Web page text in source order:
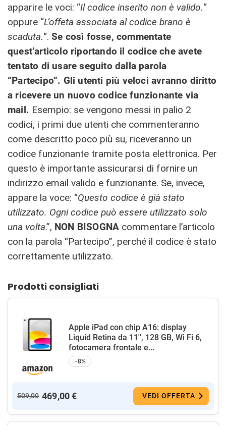
apparire le voci: “Il codice inserito non è valido.“
oppure “L’offeta associata al codice brano è
scaduta.“. Se così fosse, commentate
quest’articolo riportando il codice che avete
tentato di usare seguito dalla parola
“Partecipo”. Gli utenti più veloci avranno diritto
a ricevere un nuovo codice funzionante via
mail. Esempio: se vengono messi in palio 2
codici, i primi due utenti che commenteranno
come descritto poco più su, riceveranno un
codice funzionante tramite posta elettronica. Per
questo è importante assicurarsi di fornire un
indirizzo email valido e funzionante. Se, invece,
appare la voce: “Questo codice è già stato
utilizzato. Ogni codice può essere utilizzato solo
una volta.”, NON BISOGNA commentare l’articolo
con la parola “Partecipo”, perché il codice è stato
correttamente utilizzato.
Prodotti consigliati
Apple iPad con chip A16: display
Liquid Retina da 11'', 128 GB, Wi Fi 6,
fotocamera frontale e...
−8%
509,00 469,00 € VEDI OFFERTA